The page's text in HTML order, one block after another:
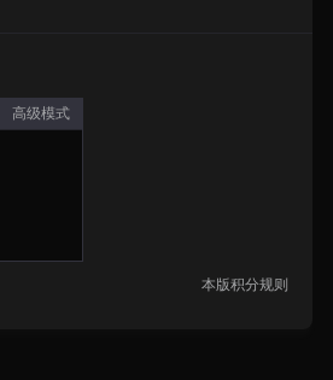
高级模式
本版积分规则